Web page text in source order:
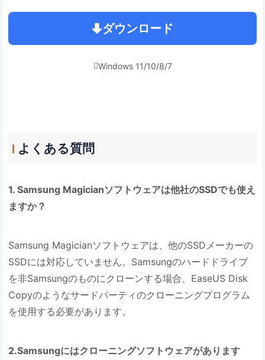
ダウンロード
Windows 11/10/8/7
よくある質問
1. Samsung Magicianソフトウェアは他社のSSDでも使え
ますか？
Samsung Magicianソフトウェアは、他のSSDメーカーの
SSDには対応していません。Samsungのハードドライブ
を非Samsungのものにクローンする場合、EaseUS Disk
Copyのようなサードパーティのクローニングプログラム
を使用する必要があります。
2.Samsungにはクローニングソフトウェアがあります